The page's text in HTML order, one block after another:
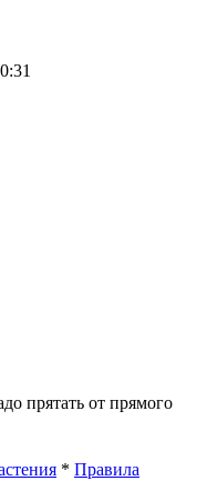
прятать от прямого
* Правила